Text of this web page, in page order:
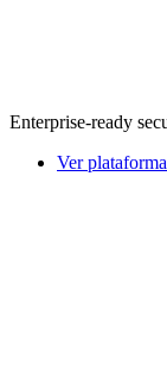
Enterprise-ready
Ver